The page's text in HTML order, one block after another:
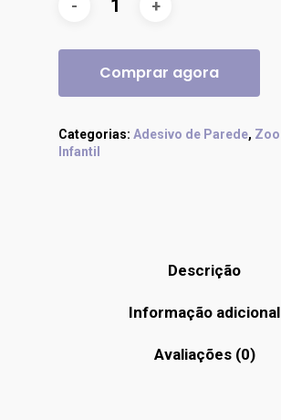
Comprar agora
Categorias: Adesivo de Parede,
Infantil
Descrição
Informação adicional
Avaliações (0)